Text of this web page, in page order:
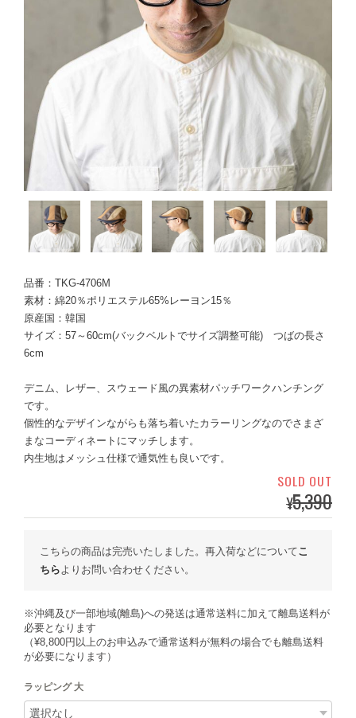
品番：TKG-4706M
素材：綿20％ポリエステル65%レーヨン15％
原産国：韓国
サイズ：57～60cm(バックベルトでサイズ調整可能) つばの長さ
6cm
デニム、レザー、スウェード風の異素材パッチワークハンチング
です。
個性的なデザインながらも落ち着いたカラーリングなのでさまざ
まなコーディネートにマッチします。
内生地はメッシュ仕様で通気性も良いです。
SOLD OUT
¥5,390
こちらの商品は完売いたしました。再入荷などについてこ
ちらよりお問い合わせください。
※沖縄及び一部地域(離島)への発送は通常送料に加えて離島送料が
必要となります
（¥8,800円以上のお申込みで通常送料が無料の場合でも離島送料
が必要になります）
ラッピング 大